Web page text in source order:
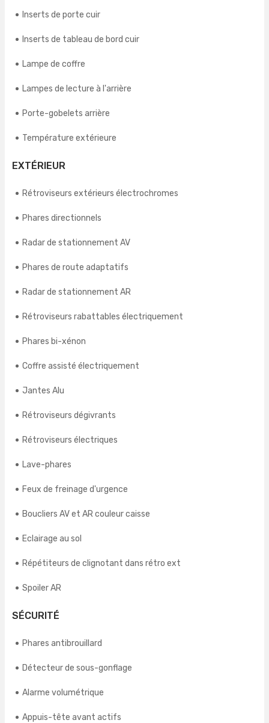
Inserts de porte cuir
Inserts de tableau de bord cuir
Lampe de coffre
Lampes de lecture à l'arrière
Porte-gobelets arrière
Température extérieure
EXTÉRIEUR
Rétroviseurs extérieurs électrochromes
Phares directionnels
Radar de stationnement AV
Phares de route adaptatifs
Radar de stationnement AR
Rétroviseurs rabattables électriquement
Phares bi-xénon
Coffre assisté électriquement
Jantes Alu
Rétroviseurs dégivrants
Rétroviseurs électriques
Lave-phares
Feux de freinage d'urgence
Boucliers AV et AR couleur caisse
Eclairage au sol
Répétiteurs de clignotant dans rétro ext
Spoiler AR
SÉCURITÉ
Phares antibrouillard
Détecteur de sous-gonflage
Alarme volumétrique
Appuis-tête avant actifs